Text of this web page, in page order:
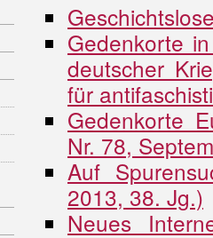
Gedenkorte
deutscher
für
Gedenkorte
Nr. 78,
Auf
2013, 38. Jg.)
Neues